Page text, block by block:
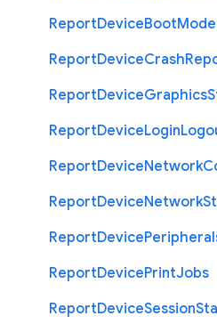
ReportDeviceBootMode
ReportDeviceCrash
ReportDeviceGraphics
ReportDeviceLogin
ReportDeviceNetwork
ReportDeviceNetwork
ReportDevice
ReportDevicePrintJobs
ReportDeviceSession